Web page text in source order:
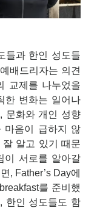
들과 한인 성도들
배드리자는 의견
교제를 나누었을
한 변화는 일어나
문화와 개인 성향
마음이 급하지 않
알고 있기 때문
이 서로를 알아갈
, Father’s Day에
를 준비했
한인 성도들도 함